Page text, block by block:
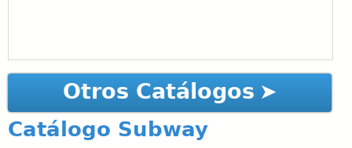
Otros Catálogos
Catálogo Subway